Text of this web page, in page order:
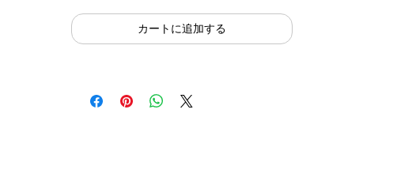
カートに追加する